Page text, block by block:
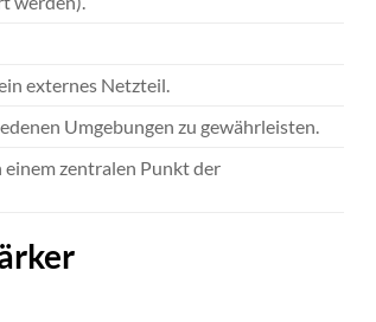
externes Netzteil.
Umgebungen zu gewährleisten.
zentralen Punkt der